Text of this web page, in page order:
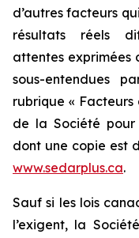
d’autres facteurs
résultats réels
attentes exprimées
sous-entendues
rubrique «
de la Société pour
dont une copie est
www.sedarplus.ca.
Sauf si les lois
l’exigent, la